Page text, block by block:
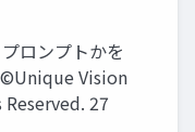
ロンプトかを
Vision
27